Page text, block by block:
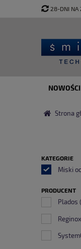
28-DNI NA
NOWOŚCI
Strona
KATEGORIE
Miski
PRODUCENT
Plados
Reginox